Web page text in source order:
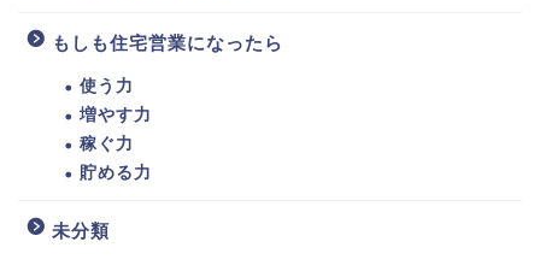
もしも住宅営業になったら
使う力
増やす力
稼ぐ力
貯める力
未分類